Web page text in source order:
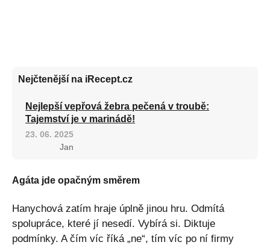
Nejčtenější na iRecept.cz
Nejlepší vepřová žebra pečená v troubě:
Tajemství je v marinádě!
23. 06. 2025
Jan
Agáta jde opačným směrem
Hanychová zatím hraje úplně jinou hru. Odmítá
spolupráce, které jí nesedí. Vybírá si. Diktuje
podmínky. A čím víc říká „ne“, tím víc po ní firmy